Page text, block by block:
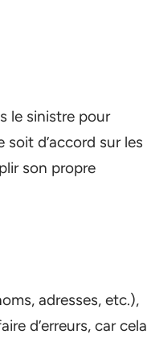
le sinistre pour
d’accord sur les
son propre
adresses, etc.),
d’erreurs, car cela